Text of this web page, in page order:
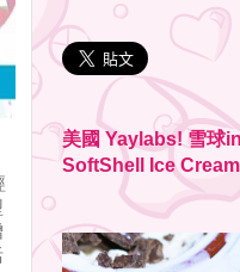
美國 Yaylabs! 雪球
SoftShell Ice Cream